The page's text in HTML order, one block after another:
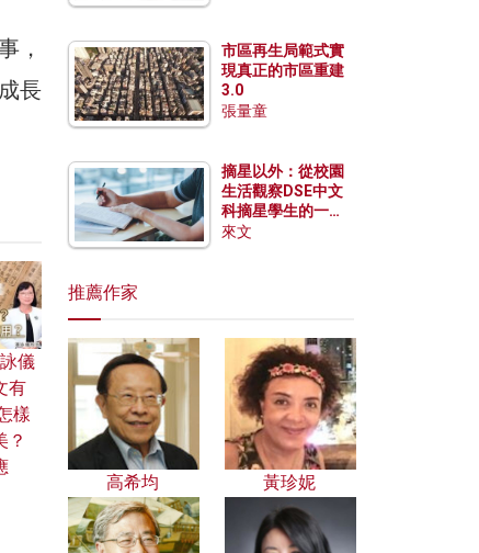
，
長
儀
有
樣
？
市區再生局範式實
現真正的市區重建
3.0
張量童
摘星以外：從校園
生活觀察DSE中文
科摘星學生的一點
特質
來文
推薦作家
高希均 黃珍妮